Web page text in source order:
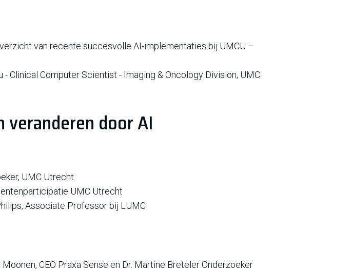
van recente succesvolle AI-implementaties bij UMCU –
- Clinical Computer Scientist - Imaging & Oncology Division, UMC
veranderen door AI
UMC Utrecht
UMC Utrecht
Associate Professor bij LUMC
CEO Praxa Sense en Dr. Martine Breteler Onderzoeker